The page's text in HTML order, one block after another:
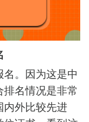
。因为这是中
排名情况是非常
内外比较先进